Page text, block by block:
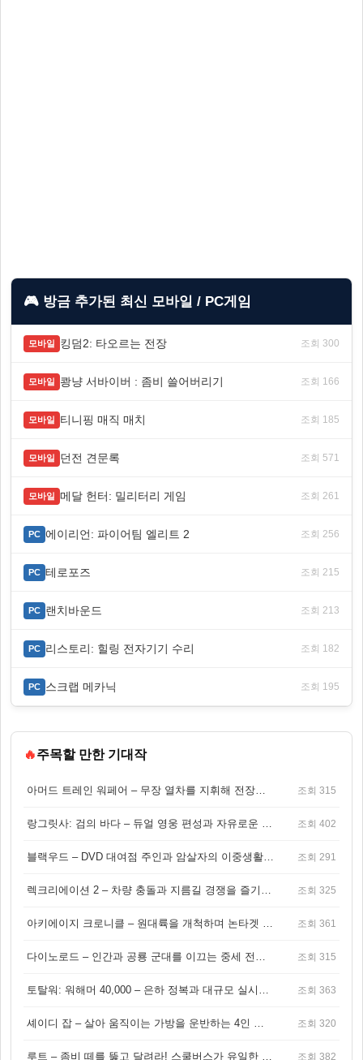
🎮 방금 추가된 최신 모바일 / PC게임
모바일 킹덤2: 타오르는 전장 조회 300
모바일 쾅냥 서바이버 : 좀비 쓸어버리기 조회 166
모바일 티니핑 매직 매치 조회 185
모바일 던전 견문록 조회 571
모바일 메달 헌터: 밀리터리 게임 조회 261
PC 에이리언: 파이어팀 엘리트 2 조회 256
PC 테로포즈 조회 215
PC 랜치바운드 조회 213
PC 리스토리: 힐링 전자기기 수리 조회 182
PC 스크랩 메카닉 조회 195
🔥주목할 만한 기대작
아머드 트레인 워페어 – 무장 열차를 지휘해 전장을 돌파하는 생존 전투 게임 조회 315
랑그릿사: 검의 바다 – 듀얼 영웅 편성과 자유로운 탐험을 결합한 판타지 전략 RPG 조회 402
블랙우드 – DVD 대여점 주인과 암살자의 이중생활을 그린 3인칭 액션 스릴러 게임 조회 291
렉크리에이션 2 – 차량 충돌과 지름길 경쟁을 즐기는 오픈월드 아케이드 레이싱 게임 조회 325
아키에이지 크로니클 – 원대륙을 개척하며 논타겟 전투를 즐기는 오픈월드 MMORPG 조회 361
다이노로드 – 인간과 공룡 군대를 이끄는 중세 전략 액션 RPG 조회 315
토탈워: 워해머 40,000 – 은하 정복과 대규모 실시간 전투가 결합된 전략 게임! 조회 363
셰이디 잡 – 살아 움직이는 가방을 운반하는 4인 협동 물리 어드벤처 게임 조회 320
루트 – 좀비 떼를 뚫고 달려라! 스쿨버스가 유일한 집이 되는 4인 협동 생존 게임 조회 382